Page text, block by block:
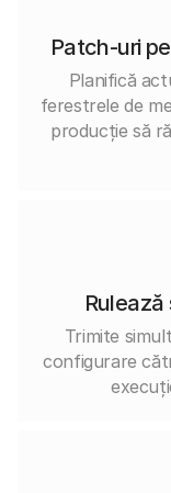
Patch-uri
Planifică
ferestrele de
producție să
Trimite
configurare